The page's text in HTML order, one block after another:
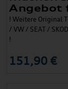
Angebot
! Weitere Original
/ VW / SEAT /
!
151,90 €